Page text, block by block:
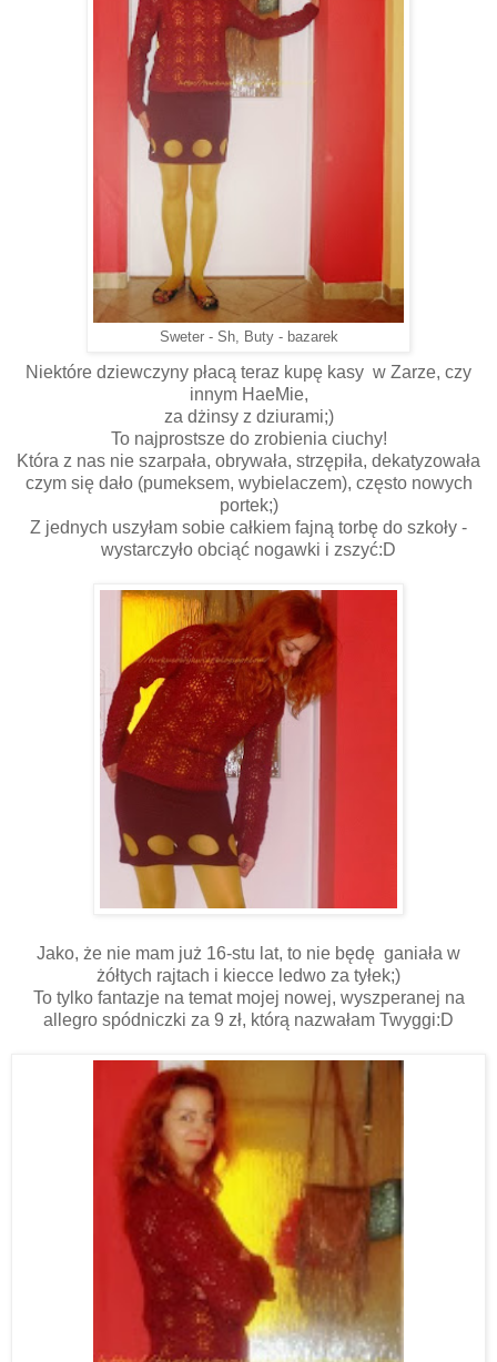
Sweter - Sh, Buty - bazarek
Niektóre dziewczyny płacą teraz kupę kasy w Zarze, czy
innym HaeMie,
za dżinsy z dziurami;)
To najprostsze do zrobienia ciuchy!
Która z nas nie szarpała, obrywała, strzępiła, dekatyzowała
czym się dało (pumeksem, wybielaczem), często nowych
portek;)
Z jednych uszyłam sobie całkiem fajną torbę do szkoły -
wystarczyło obciąć nogawki i zszyć:D
Jako, że nie mam już 16-stu lat, to nie będę ganiała w
żółtych rajtach i kiecce ledwo za tyłek;)
To tylko fantazje na temat mojej nowej, wyszperanej na
allegro spódniczki za 9 zł, którą nazwałam Twyggi:D